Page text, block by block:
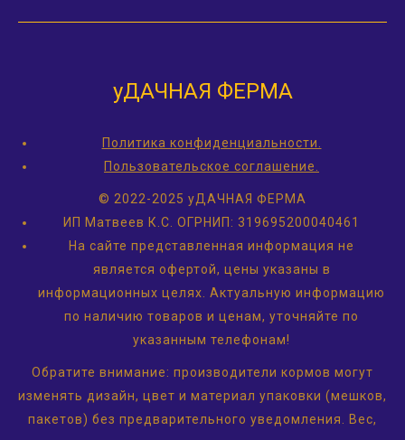
уДАЧНАЯ ФЕРМА
Политика конфиденциальности.
Пользовательское соглашение.
© 2022-2025 уДАЧНАЯ ФЕРМА
ИП Матвеев К.С. ОГРНИП: 319695200040461
На сайте представленная информация не
является офертой, цены указаны в
информационных целях. Актуальную информацию
по наличию товаров и ценам, уточняйте по
указанным телефонам!
Обратите внимание: производители кормов могут
изменять дизайн, цвет и материал упаковки (мешков,
пакетов) без предварительного уведомления. Вес,